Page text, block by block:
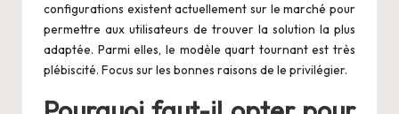
configurations existent actuellement sur le marché pour
permettre aux utilisateurs de trouver la solution la plus
adaptée. Parmi elles, le modèle quart tournant est très
plébiscité. Focus sur les bonnes raisons de le privilégier.